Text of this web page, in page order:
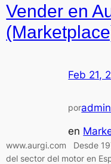
Vender en
Feb 21,
poradmin
en
www.aurgi.com Desde
del sector del motor en